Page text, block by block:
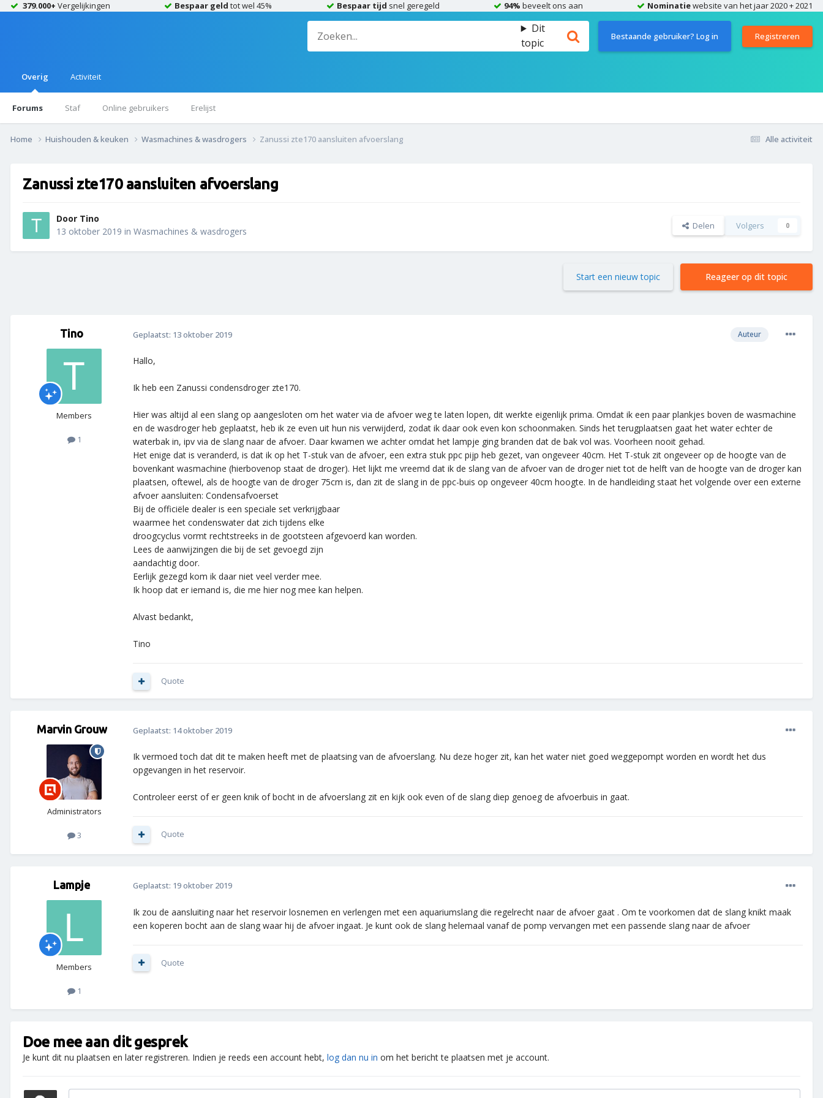
379.000+ Vergelijkingen Bespaar geld tot wel 45% Bespaar tijd snel geregeld 94% beveelt ons aan Nominatiewebsite van het jaar 2020 + 2021
Dit
topic
Bestaande gebruiker? Log in Registreren
Overig
Forums Staf Online gebruikers Erelijst
Activiteit
Alle activiteit
Home Huishouden & keuken Wasmachines & wasdrogers Zanussi zte170 aansluiten afvoerslang
Zanussi zte170 aansluiten afvoerslang
Door Tino
13 oktober 2019 in Wasmachines & wasdrogers Delen Volgers 0
Reageer op dit topic
Start een nieuw topic
Tino
Members
1
Auteur
Geplaatst: 13 oktober 2019
Hallo,
Ik heb een Zanussi condensdroger zte170.
Hier was altijd al een slang op aangesloten om het water via de afvoer weg te laten lopen, dit werkte eigenlijk prima. Omdat ik een paar plankjes boven de wasmachine
en de wasdroger heb geplaatst, heb ik ze even uit hun nis verwijderd, zodat ik daar ook even kon schoonmaken. Sinds het terugplaatsen gaat het water echter de
waterbak in, ipv via de slang naar de afvoer. Daar kwamen we achter omdat het lampje ging branden dat de bak vol was. Voorheen nooit gehad.
Het enige dat is veranderd, is dat ik op het T-stuk van de afvoer, een extra stuk ppc pijp heb gezet, van ongeveer 40cm. Het T-stuk zit ongeveer op de hoogte van de
bovenkant wasmachine (hierbovenop staat de droger). Het lijkt me vreemd dat ik de slang van de afvoer van de droger niet tot de helft van de hoogte van de droger kan
plaatsen, oftewel, als de hoogte van de droger 75cm is, dan zit de slang in de ppc-buis op ongeveer 40cm hoogte. In de handleiding staat het volgende over een externe
afvoer aansluiten: Condensafvoerset
Bij de officiële dealer is een speciale set verkrijgbaar
waarmee het condenswater dat zich tijdens elke
droogcyclus vormt rechtstreeks in de gootsteen afgevoerd kan worden.
Lees de aanwijzingen die bij de set gevoegd zijn
aandachtig door.
Eerlijk gezegd kom ik daar niet veel verder mee.
Ik hoop dat er iemand is, die me hier nog mee kan helpen.
Alvast bedankt,
Tino
Quote
Marvin Grouw
Administrators
3
Geplaatst: 14 oktober 2019
Ik vermoed toch dat dit te maken heeft met de plaatsing van de afvoerslang. Nu deze hoger zit, kan het water niet goed weggepompt worden en wordt het dus
opgevangen in het reservoir.
Controleer eerst of er geen knik of bocht in de afvoerslang zit en kijk ook even of de slang diep genoeg de afvoerbuis in gaat.
Quote
Lampje
Members
1
Geplaatst: 19 oktober 2019
Ik zou de aansluiting naar het reservoir losnemen en verlengen met een aquariumslang die regelrecht naar de afvoer gaat . Om te voorkomen dat de slang knikt maak
een koperen bocht aan de slang waar hij de afvoer ingaat. Je kunt ook de slang helemaal vanaf de pomp vervangen met een passende slang naar de afvoer
Quote
Doe mee aan dit gesprek
Je kunt dit nu plaatsen en later registreren. Indien je reeds een account hebt, log dan nu in om het bericht te plaatsen met je account.